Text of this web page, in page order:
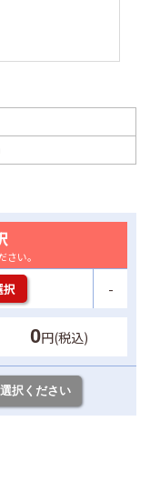
い。
択 -
0円(税込)